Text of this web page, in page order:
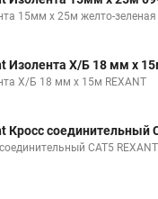
15мм х 25м желто-зеленая
Изолента Х/Б 18 мм х
Х/Б 18 мм х 15м REXANT
Кросс соединительный
CAT5 REXANT